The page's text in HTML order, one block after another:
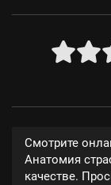
Смотрите
Анатомия
качестве.